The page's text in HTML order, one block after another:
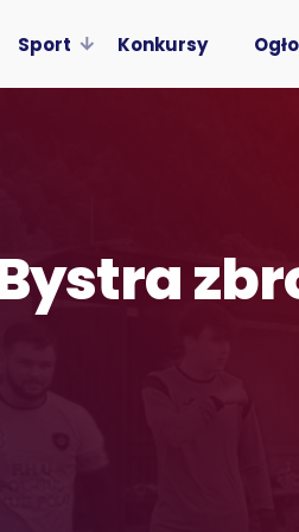
Sport Konkursy